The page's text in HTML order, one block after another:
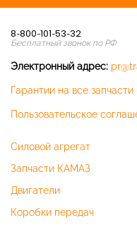
8-800-101-53-32
Бесплатный звонок по РФ
Электронный адрес:
Гарантии на все запчасти
Пользовательское
Силовой агрегат
Запчасти КАМАЗ
Двигатели
Коробки передач